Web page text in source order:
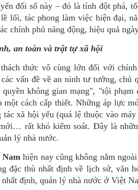
đổi số này – đó là tính đột phá,
lối, tác phong làm việc hiện đại,
chính phủ năng động, hiệu quả
an toàn và trật tự xã hội
thức vô cùng lớn đối với
vấn đề về an ninh tư tưởng,
không gian mạng", "tội
cách cấp thiết. Những áp lực
xã hội yếu (quá lệ thuộc vào
rất khó kiểm soát. Đây là
lý nhà nước.
hiện nay cũng không nằm
đặc thù nhất định về lịch sử, văn
định, quản lý nhà nước ở Việt